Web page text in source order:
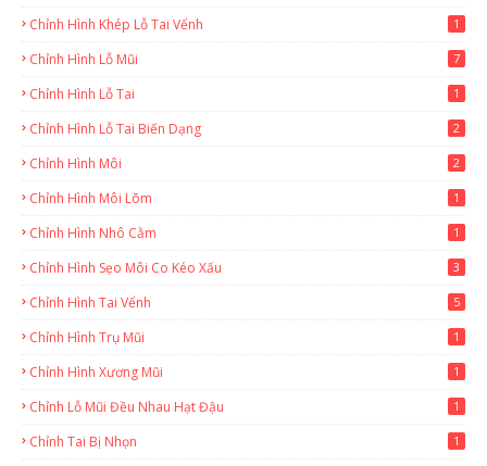
Chỉnh Hình Khép Lỗ Tai Vểnh 1
Chỉnh Hình Lỗ Mũi 7
Chỉnh Hình Lỗ Tai 1
Chỉnh Hình Lỗ Tai Biến Dạng 2
Chỉnh Hình Môi 2
Chỉnh Hình Môi Lõm 1
Chỉnh Hình Nhô Cằm 1
Chỉnh Hình Sẹo Môi Co Kéo Xấu 3
Chỉnh Hình Tai Vểnh 5
Chỉnh Hình Trụ Mũi 1
Chỉnh Hình Xương Mũi 1
Chỉnh Lỗ Mũi Đều Nhau Hạt Đậu 1
Chỉnh Tai Bị Nhọn 1